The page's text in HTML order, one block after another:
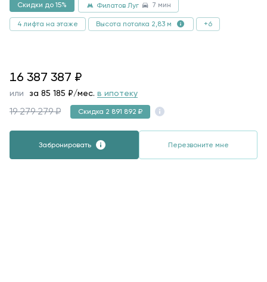
Скидки до 15% Филатов Луг 7 мин
4 лифта на этаже Высота потолка 2,83 м +6
16387387
16 387 387 ₽
или за 85 185 ₽/мес. в ипотеку
19 279 279 ₽ Скидка 2 891 892 ₽
Забронировать Перезвоните мне